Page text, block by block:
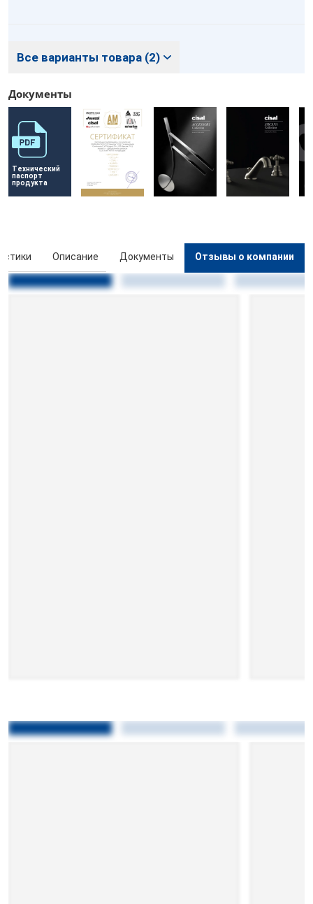
Все варианты товара (2)
Документы
Технический
паспорт
продукта
Описание Документы Отзывы о компании